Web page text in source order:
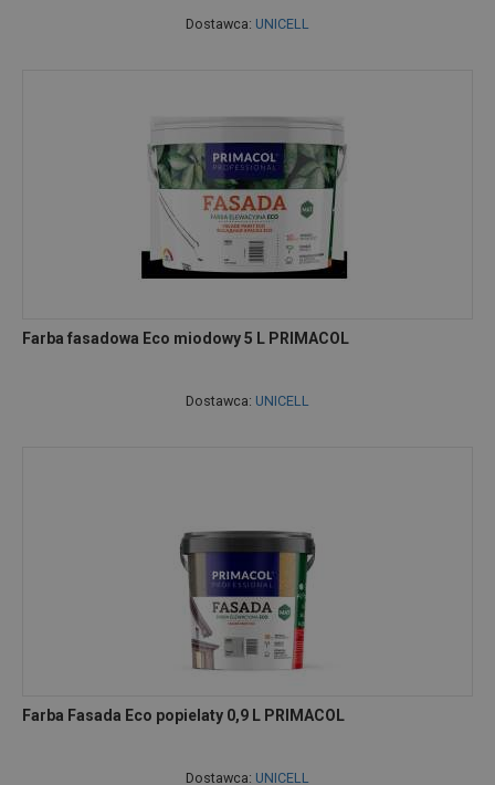
Dostawca: UNICELL
Farba fasadowa Eco miodowy 5 L PRIMACOL
Dostawca: UNICELL
Farba Fasada Eco popielaty 0,9 L PRIMACOL
Dostawca: UNICELL